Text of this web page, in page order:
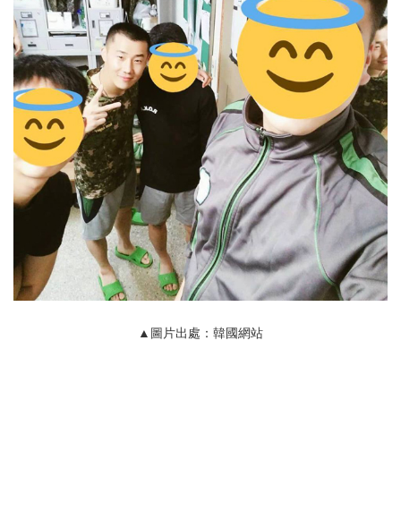
▲圖片出處：韓國網站